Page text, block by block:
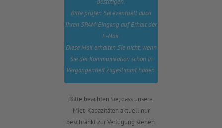
bestätigen.
Bitte prüfen Sie eventuell auch
Ihren SPAM-Eingang auf Erhalt der
E-Mail.
Diese Mail erhalten Sie nicht, wenn
Sie der Kommunikation schon in
Vergangenheit zugestimmt haben.
Bitte beachten Sie, dass unsere
Miet-Kapazitäten aktuell nur
beschränkt zur Verfügung stehen.